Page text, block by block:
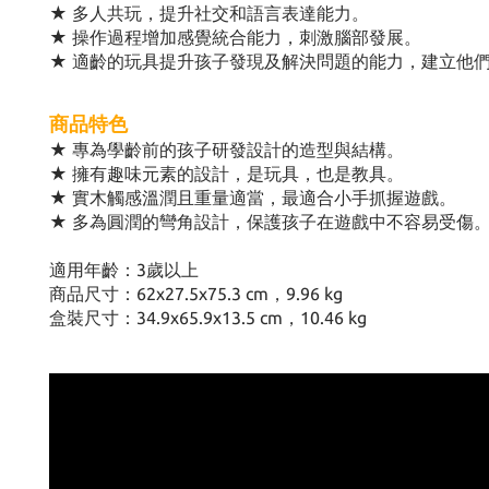
★ 多人共玩，提升社交和語言表達能力。
★ 操作過程增加感覺統合能力，刺激腦部發展。
★ 適齡的玩具提升孩子發現及解決問題的能力，建立他們
商品特色
★ 專為學齡前的孩子研發設計的造型與結構。
★ 擁有趣味元素的設計，是玩具，也是教具。
★ 實木觸感溫潤且重量適當，最適合小手抓握遊戲。
★ 多為圓潤的彎角設計，保護孩子在遊戲中不容易受傷。
適用年齡：3歲以上
商品尺寸：62x27.5x75.3 cm，9.96 kg
盒裝尺寸：34.9x65.9x13.5 cm，10.46 kg